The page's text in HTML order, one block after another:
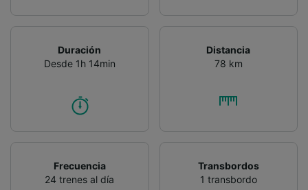
Duración
Desde 1h 14min
Distancia
78 km
Frecuencia
24 trenes al día
Transbordos
1 transbordo